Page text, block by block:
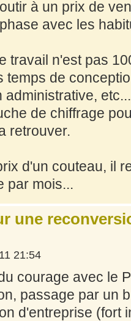
à un prix de
avec les
travail n'est pas
temps de
administrative,
de chiffrage
retrouver.
d'un couteau, il
par mois...
une
21:54
courage avec le
passage par un
d'entreprise (fort